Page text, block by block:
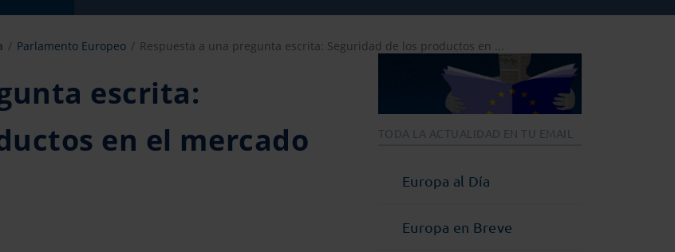
Parlamento Europeo Respuesta a una pregunta escrita: Seguridad de los productos en ...
escrita:
en el mercado
TODA LA ACTUALIDAD EN TU EMAIL
Europa al Día
Europa en Breve